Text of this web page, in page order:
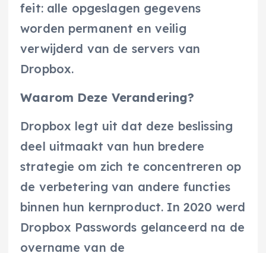
feit: alle opgeslagen gegevens
worden permanent en veilig
verwijderd van de servers van
Dropbox.
Waarom Deze Verandering?
Dropbox legt uit dat deze beslissing
deel uitmaakt van hun bredere
strategie om zich te concentreren op
de verbetering van andere functies
binnen hun kernproduct. In 2020 werd
Dropbox Passwords gelanceerd na de
overname van de